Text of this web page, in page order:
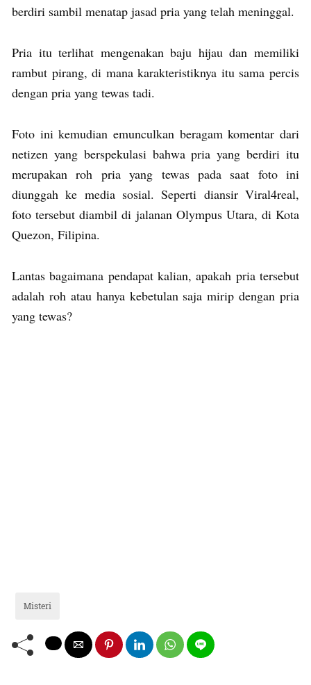
berdiri sambil menatap jasad pria yang telah meninggal.
Pria itu terlihat mengenakan baju hijau dan memiliki
rambut pirang, di mana karakteristiknya itu sama percis
dengan pria yang tewas tadi.
Foto ini kemudian emunculkan beragam komentar dari
netizen yang berspekulasi bahwa pria yang berdiri itu
merupakan roh pria yang tewas pada saat foto ini
diunggah ke media sosial. Seperti diansir Viral4real,
foto tersebut diambil di jalanan Olympus Utara, di Kota
Quezon, Filipina.
Lantas bagaimana pendapat kalian, apakah pria tersebut
adalah roh atau hanya kebetulan saja mirip dengan pria
yang tewas?
Misteri